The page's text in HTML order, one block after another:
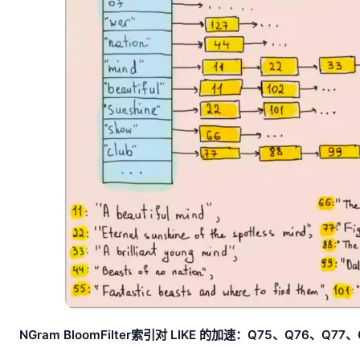
NGram BloomFilter索引对 LIKE 的加速：Q75、Q76、Q77